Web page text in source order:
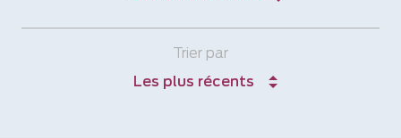
Trier par
Les plus récents